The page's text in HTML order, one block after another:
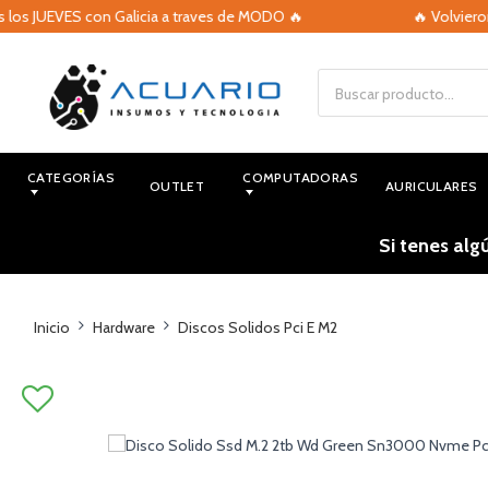
con Galicia a traves de MODO 🔥 🔥 Volvieron
CATEGORÍAS OUTLET COMPUTADORAS AURICULARES
Si tenes
Inicio Hardware Discos Solidos Pci E M2